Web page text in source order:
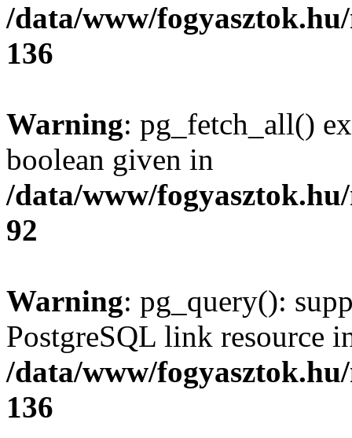
/data/www/
136
Warning: pg_fetch_all()
boolean given in
/data/www/
92
Warning: pg_query():
PostgreSQL link resource
/data/www/
136